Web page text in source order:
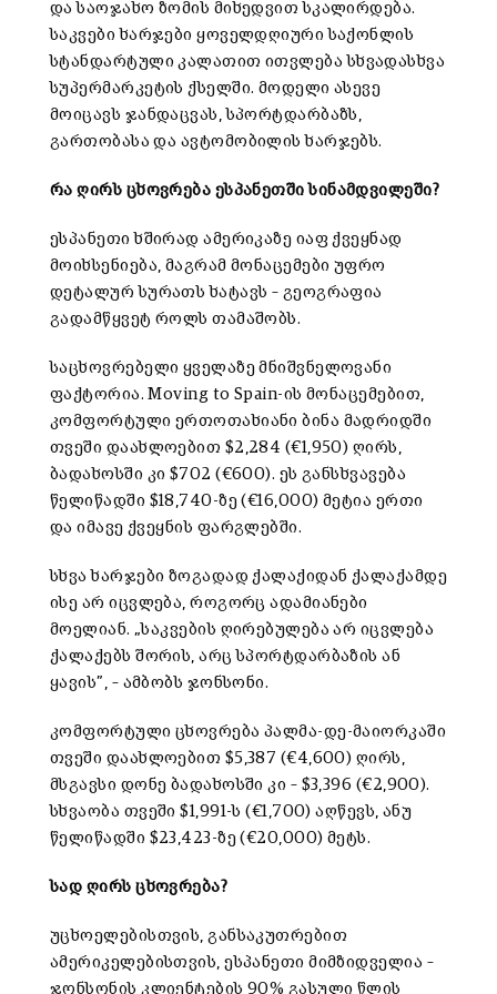
და საოჯახო ზომის მიხედვით სკალირდება.
საკვები ხარჯები ყოველდღიური საქონლის
სტანდარტული კალათით ითვლება სხვადასხვა
სუპერმარკეტის ქსელში. მოდელი ასევე
მოიცავს ჯანდაცვას, სპორტდარბაზს,
გართობასა და ავტომობილის ხარჯებს.
რა ღირს ცხოვრება ესპანეთში სინამდვილეში?
ესპანეთი ხშირად ამერიკაზე იაფ ქვეყნად
მოიხსენიება, მაგრამ მონაცემები უფრო
დეტალურ სურათს ხატავს – გეოგრაფია
გადამწყვეტ როლს თამაშობს.
საცხოვრებელი ყველაზე მნიშვნელოვანი
ფაქტორია. Moving to Spain-ის მონაცემებით,
კომფორტული ერთოთახიანი ბინა მადრიდში
თვეში დაახლოებით $2,284 (€1,950) ღირს,
ბადახოსში კი $702 (€600). ეს განსხვავება
წელიწადში $18,740-ზე (€16,000) მეტია ერთი
და იმავე ქვეყნის ფარგლებში.
სხვა ხარჯები ზოგადად ქალაქიდან ქალაქამდე
ისე არ იცვლება, როგორც ადამიანები
მოელიან. „საკვების ღირებულება არ იცვლება
ქალაქებს შორის, არც სპორტდარბაზის ან
ყავის”, – ამბობს ჯონსონი.
კომფორტული ცხოვრება პალმა-დე-მაიორკაში
თვეში დაახლოებით $5,387 (€4,600) ღირს,
მსგავსი დონე ბადახოსში კი – $3,396 (€2,900).
სხვაობა თვეში $1,991-ს (€1,700) აღწევს, ანუ
წელიწადში $23,423-ზე (€20,000) მეტს.
სად ღირს ცხოვრება?
უცხოელებისთვის, განსაკუთრებით
ამერიკელებისთვის, ესპანეთი მიმზიდველია –
ჯონსონის კლიენტების 90% გასული წლის